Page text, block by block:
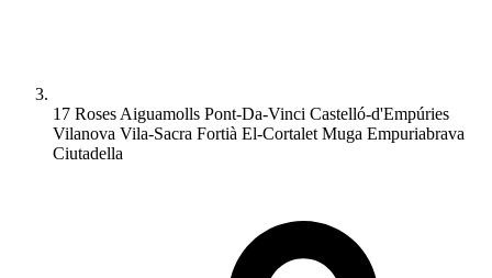
17 Roses Aiguamolls Pont-Da-Vinci Castelló-d'Empúries
Vilanova Vila-Sacra Fortià El-Cortalet Muga Empuriabrava
Ciutadella